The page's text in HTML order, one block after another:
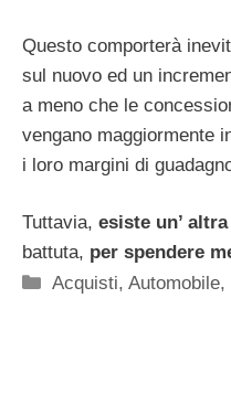
Questo comporterà
sul nuovo ed un
a meno che le
vengano maggiormente
i loro margini di
Tuttavia, esiste un’
battuta, per spendere
Categorie
Acquisti,Automobile,